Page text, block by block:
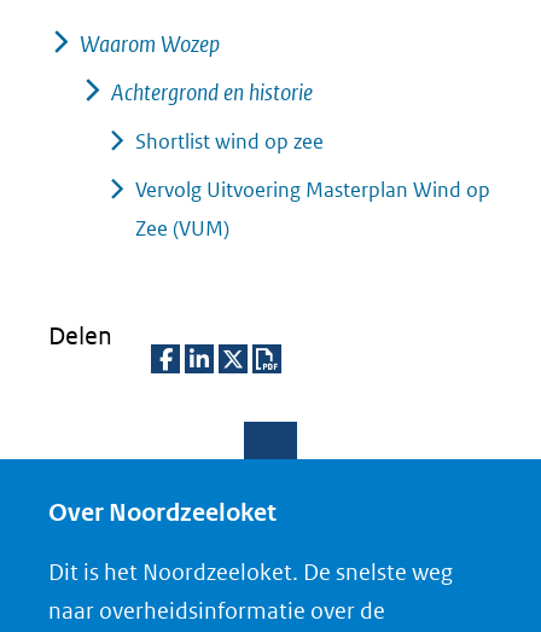
Waarom Wozep
Achtergrond en historie
Shortlist wind op zee
Vervolg Uitvoering Masterplan Wind op
Zee (VUM)
Delen
e
o
p
e
o
p
e
o
p
n
o
a
Over Noordzeeloket
Dit is het Noordzeeloket. De snelste weg
naar overheidsinformatie over de